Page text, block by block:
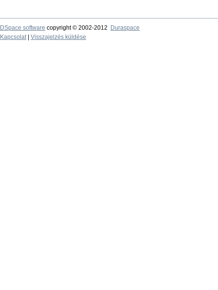
DSpace software copyright © 2002-2012
Duraspace
Kapcsolat| Visszajelzés küldése